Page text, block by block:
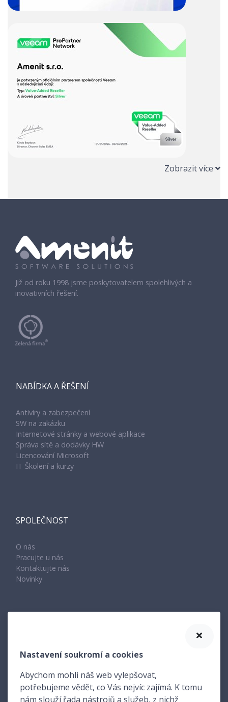
Zobrazit více
Již od roku 1998 jsme poskytovatelem spolehlivých a
inovativních řešení.
NABÍDKA A ŘEŠENÍ
Antiviry a zabezpečení
SW na zakázku
Internetové stránky a webové aplikace
Správa sítě a dodávky HW
Licencování Microsoft
IT Školení a kurzy
SPOLEČNOST
O nás
Pracujte u nás
Kontaktujte nás
Novinky
Amenit s.r.o.
Žerotínova 2083/11
741 01 Nový Jičín
Nastavení soukromí a cookies
Abychom mohli náš web vylepšovat,
potřebujeme vědět, co Vás nejvíc zajímá. K tomu
nám slouží řada nástrojů a služeb, z nichž